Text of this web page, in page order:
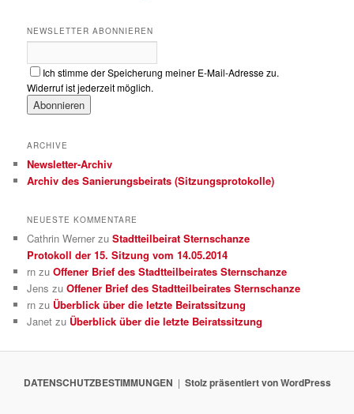
NEWSLETTER ABONNIEREN
Ich stimme der Speicherung meiner E-Mail-Adresse zu.
Widerruf ist jederzeit möglich.
ARCHIVE
Newsletter-Archiv
Archiv des Sanierungsbeirats (Sitzungsprotokolle)
NEUESTE KOMMENTARE
Cathrin Werner zuStadtteilbeirat Sternschanze
Protokoll der 15. Sitzung vom 14.05.2014
rn zuOffener Brief des Stadtteilbeirates Sternschanze
Jens zuOffener Brief des Stadtteilbeirates Sternschanze
rn zu Überblick über die letzte Beiratssitzung
Janet zu Überblick über die letzte Beiratssitzung
DATENSCHUTZBESTIMMUNGEN Stolz präsentiert von WordPress